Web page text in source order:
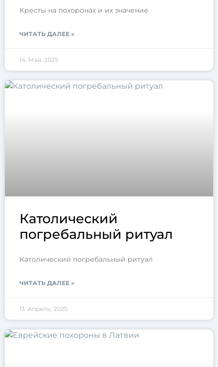
Кресты на похоронах и их значение
ЧИТАТЬ ДАЛЕЕ »
14. Май, 2025
Католический
погребальный ритуал
Католический погребальный ритуал
ЧИТАТЬ ДАЛЕЕ »
13. Апрель, 2025